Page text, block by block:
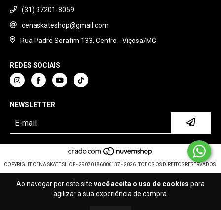
Ao navegar por este site você aceita o uso de cookies para
agilizar a sua experiência de compra.
(31) 97201-8059
cenaskateshop@gmail.com
Rua Padre Serafim 133, Centro - Viçosa/MG
REDES SOCIAIS
NEWSLETTER
COPYRIGHT CENA SKATE SHOP - 29070186000137 - 2026. TODOS OS DIREITOS RESERVADOS.